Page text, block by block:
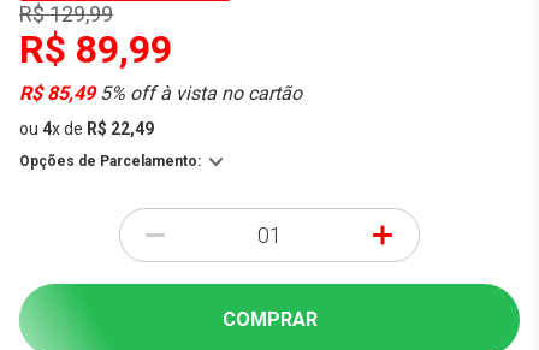
R$ 129,99
R$ 89,99
R$ 85,495% off à vista no cartão
ou 4xde R$ 22,49
Opções de Parcelamento:
- +
COMPRAR